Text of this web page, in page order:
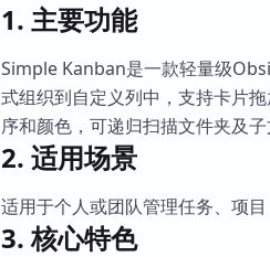
1. 主要功能
Simple Kanban是一款轻量级
式组织到自定义列中，支持卡片
序和颜色，可递归扫描文件夹及
2. 适用场景
适用于个人或团队管理任务、项
3. 核心特色